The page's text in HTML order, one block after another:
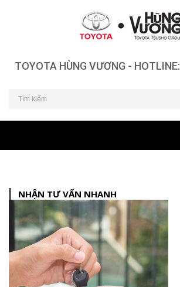
TOYOTA HÙNG VƯƠNG - HOTLINE:
NHẬN TƯ VẤN NHANH